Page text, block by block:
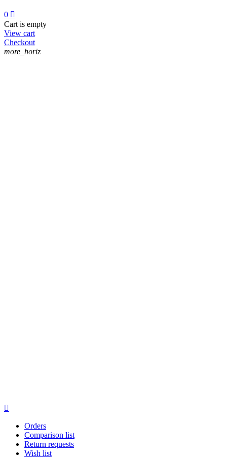
0 
Cart is empty
View cart
Checkout
more_horiz

Orders
Comparison list
Return requests
Wish list